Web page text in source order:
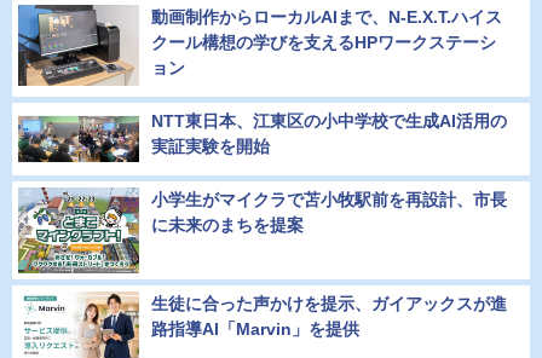
動画制作からローカルAIまで、N-E.X.T.ハイス
クール構想の学びを支えるHPワークステーシ
ョン
NTT東日本、江東区の小中学校で生成AI活用の
実証実験を開始
小学生がマイクラで苫小牧駅前を再設計、市長
に未来のまちを提案
生徒に合った声かけを提示、ガイアックスが進
路指導AI「Marvin」を提供